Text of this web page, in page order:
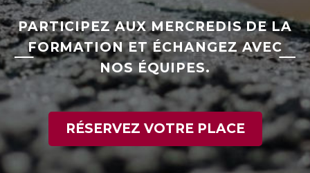
PARTICIPEZ AUX MERCREDIS DE LA
FORMATION ET ÉCHANGEZ AVEC
NOS ÉQUIPES.
RÉSERVEZ VOTRE PLACE